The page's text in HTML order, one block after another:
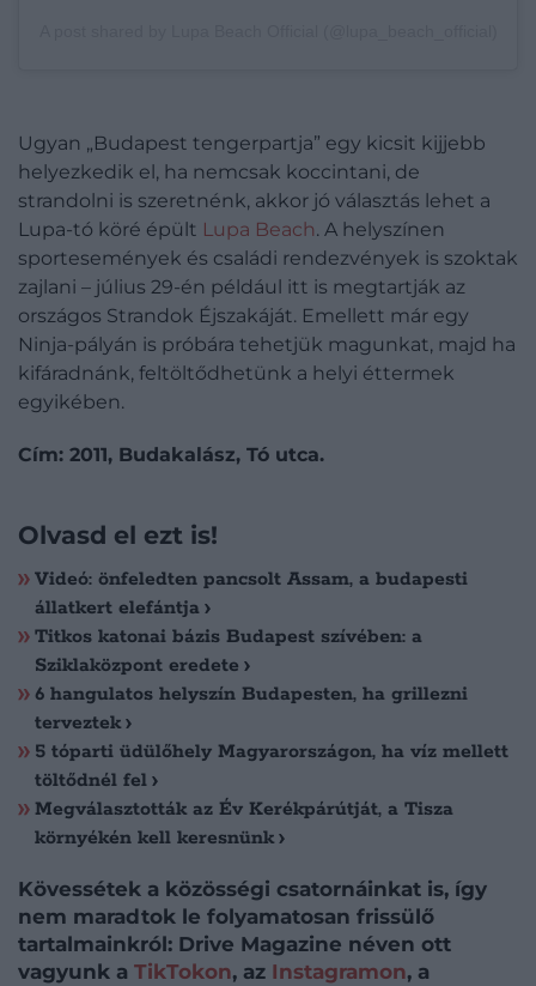
Ugyan „Budapest tengerpartja” egy kicsit kijjebb
helyezkedik el, ha nemcsak koccintani, de
strandolni is szeretnénk, akkor jó választás lehet a
Lupa-tó köré épült Lupa Beach. A helyszínen
sportesemények és családi rendezvények is szoktak
zajlani – július 29-én például itt is megtartják az
országos Strandok Éjszakáját. Emellett már egy
Ninja-pályán is próbára tehetjük magunkat, majd ha
kifáradnánk, feltöltődhetünk a helyi éttermek
egyikében.
Cím: 2011, Budakalász, Tó utca.
Olvasd el ezt is!
Videó: önfeledten pancsolt Assam, a budapesti
állatkert elefántja
Titkos katonai bázis Budapest szívében: a
Sziklaközpont eredete
6 hangulatos helyszín Budapesten, ha grillezni
terveztek
5 tóparti üdülőhely Magyarországon, ha víz mellett
töltődnél fel
Megválasztották az Év Kerékpárútját, a Tisza
környékén kell keresnünk
Kövessétek a közösségi csatornáinkat is, így
nem maradtok le folyamatosan frissülő
tartalmainkról: Drive Magazine néven ott
vagyunk a TikTokon, az Instagramon, a